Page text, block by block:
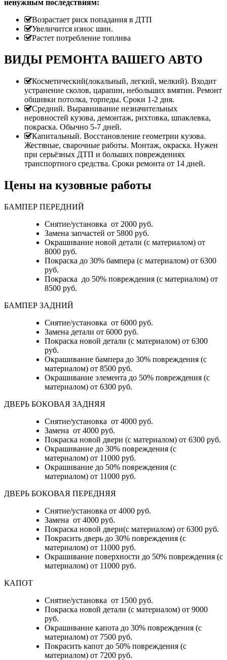
ненужным последствиям:
Возрастает риск попадания в ДТП
Увеличится износ шин.
Растет потребление топлива
ВИДЫ РЕМОНТА ВАШЕГО АВТО
Косметический(локальный, легкий, мелкий). Входит
устранение сколов, царапин, небольших вмятин. Ремонт
обшивки потолка, торпеды. Сроки 1-2 дня.
Средний. Выравнивание незначительных
неровностей кузова, демонтаж, рихтовка, шпаклевка,
покраска. Обычно 5-7 дней.
Капитальный. Восстановление геометрии кузова.
Жестяные, сварочные работы. Монтаж, окраска. Нужен
при серьёзных ДТП и больших повреждениях
транспортного средства. Сроки ремонта от 14 дней.
Цены на кузовные работы
БАМПЕР ПЕРЕДНИЙ
Снятие/установка от 2000 руб.
Замена запчастей от 5800 руб.
Окрашивание новой детали (с материалом) от
8000 руб.
Покраска до 30% бампера (с материалом) от 6300
руб.
Покраска до 50% повреждения (с материалом) от
8500 руб.
БАМПЕР ЗАДНИЙ
Снятие/установка от 6000 руб.
Замена детали от 6000 руб.
Покраска новой детали (с материалом) от 6300
руб.
Окрашивание бампера до 30% повреждения (с
материалом) от 8500 руб.
Окрашивание элемента до 50% повреждения (с
материалом) от 6300 руб.
ДВЕРЬ БОКОВАЯ ЗАДНЯЯ
Снятие/установка от 4000 руб.
Замена от 4000 руб.
Покраска новой двери (с материалом) от 6300 руб.
Окрашивание до 30% повреждения (с
материалом) от 11000 руб.
Окрашивание до 50% повреждения (с
материалом) от 11000 руб.
ДВЕРЬ БОКОВАЯ ПЕРЕДНЯЯ
Снятие/установка от 4000 руб.
Замена от 4000 руб.
Покраска новой двери(с материалом) от 6300 руб.
Покрасить дверь до 30% повреждения (с
материалом) от 11000 руб.
Окрашивание поверхности до 50% повреждения (с
материалом) от 11000 руб.
КАПОТ
Снятие/установка от 1500 руб.
Покраска новой детали (с материалом) от 9000
руб.
Окрашивание капота до 30% повреждения (с
материалом) от 7500 руб.
Покрасить капот до 50% повреждения (с
материалом) от 7200 руб.